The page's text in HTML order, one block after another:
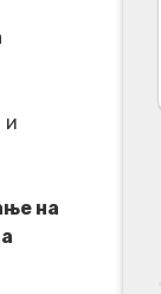
и
на